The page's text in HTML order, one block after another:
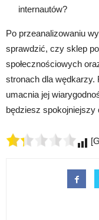
internautów?
Po przeanalizowaniu
sprawdzić, czy sklep
społecznościowych
stronach dla
umacnia jej
będziesz spokojniejszy